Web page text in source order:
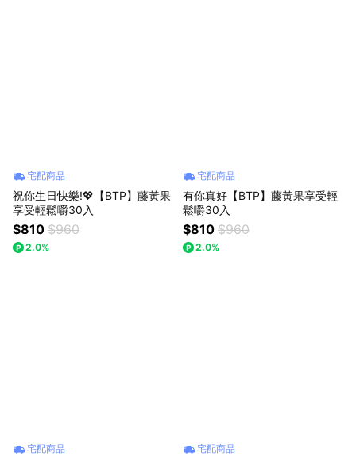
宅配商品
祝你生日快樂!💖【BTP】藤黃果
享受輕鬆嚼30入
$810 $960
2.0%
宅配商品
有你真好【BTP】藤黃果享受輕
鬆嚼30入
$810 $960
2.0%
宅配商品 宅配商品